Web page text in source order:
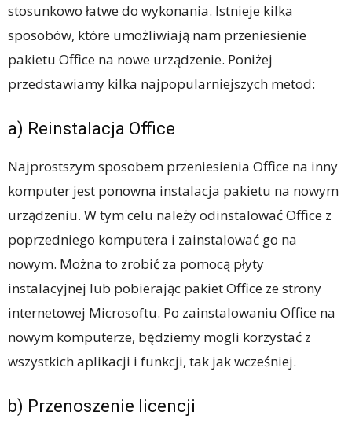
stosunkowo łatwe do wykonania. Istnieje kilka
sposobów, które umożliwiają nam przeniesienie
pakietu Office na nowe urządzenie. Poniżej
przedstawiamy kilka najpopularniejszych metod:
a) Reinstalacja Office
Najprostszym sposobem przeniesienia Office na inny
komputer jest ponowna instalacja pakietu na nowym
urządzeniu. W tym celu należy odinstalować Office z
poprzedniego komputera i zainstalować go na
nowym. Można to zrobić za pomocą płyty
instalacyjnej lub pobierając pakiet Office ze strony
internetowej Microsoftu. Po zainstalowaniu Office na
nowym komputerze, będziemy mogli korzystać z
wszystkich aplikacji i funkcji, tak jak wcześniej.
b) Przenoszenie licencji